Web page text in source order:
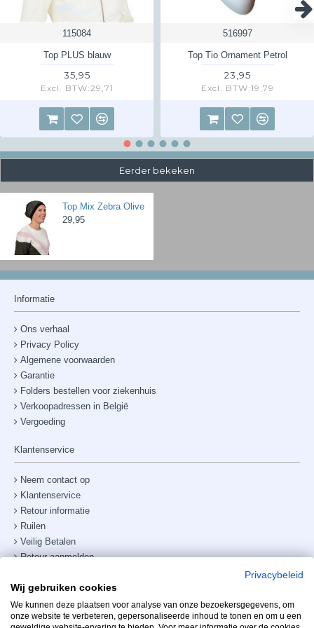
115084
Top PLUS blauw
35,95
Excl. BTW:29,71
516997
Top Tio Ornament Petrol
23,95
Excl. BTW:19,79
Eerder bekeken
Top Mix Zebra Olive
29,95
Informatie
Ons verhaal
Privacy Policy
Algemene voorwaarden
Garantie
Folders bestellen voor ziekenhuis
Verkoopadressen in België
Vergoeding
Klantenservice
Neem contact op
Klantenservice
Retour informatie
Ruilen
Veilig Betalen
Retour aanmelden
Site map
Telefoonnummer:+31238882885
Privacybeleid
Wij gebruiken cookies
We kunnen deze plaatsen voor analyse van onze bezoekersgegevens, om
onze website te verbeteren, gepersonaliseerde inhoud te tonen en om u een